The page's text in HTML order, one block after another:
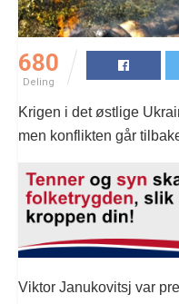
680
Deling
Krigen i det østlige
men konflikten går
Viktor Janukovitsj var